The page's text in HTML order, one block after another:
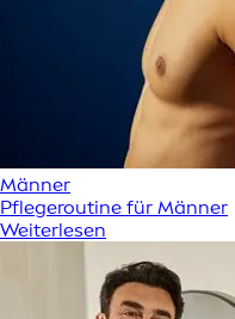
Männer
Pflegeroutine für Männer
Weiterlesen